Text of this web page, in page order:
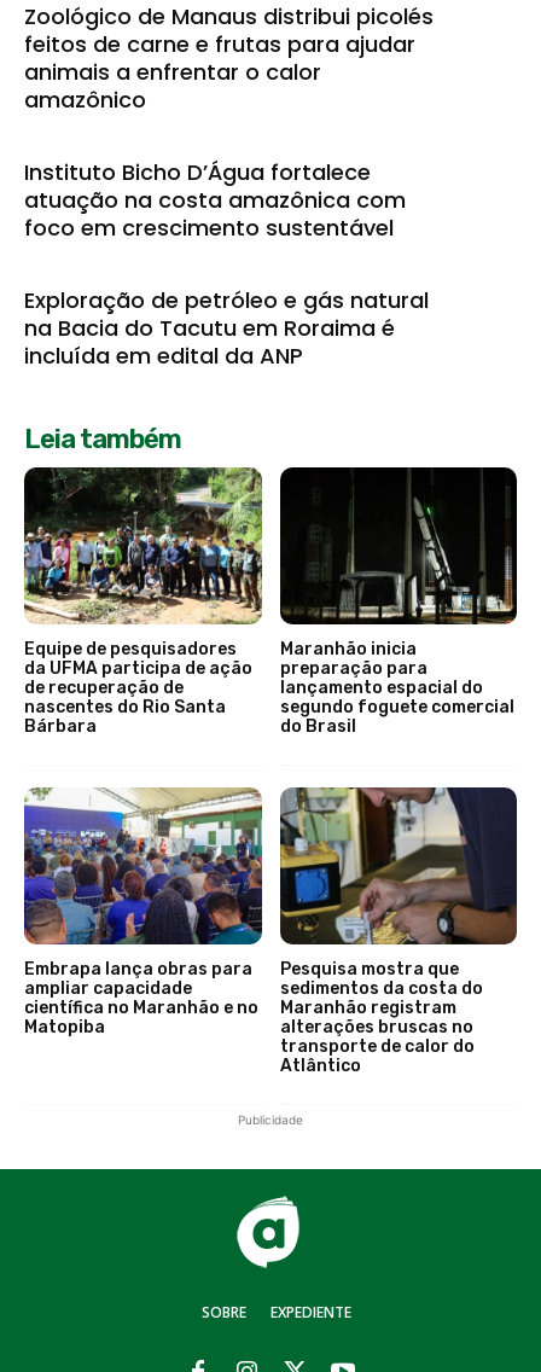
Zoológico de Manaus distribui picolés
feitos de carne e frutas para ajudar
animais a enfrentar o calor
amazônico
Instituto Bicho D’Água fortalece
atuação na costa amazônica com
foco em crescimento sustentável
Exploração de petróleo e gás natural
na Bacia do Tacutu em Roraima é
incluída em edital da ANP
Leia também
Equipe de pesquisadores
da UFMA participa de ação
de recuperação de
nascentes do Rio Santa
Bárbara
Maranhão inicia
preparação para
lançamento espacial do
segundo foguete comercial
do Brasil
Embrapa lança obras para
ampliar capacidade
científica no Maranhão e no
Matopiba
Pesquisa mostra que
sedimentos da costa do
Maranhão registram
alterações bruscas no
transporte de calor do
Atlântico
Publicidade
SOBRE EXPEDIENTE